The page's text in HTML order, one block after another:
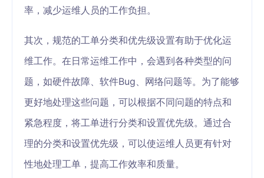
率，减少运维人员的工作负担。
其次，规范的工单分类和优先级设置有助于优化运
维工作。在日常运维工作中，会遇到各种类型的问
题，如硬件故障、软件Bug、网络问题等。为了能够
更好地处理这些问题，可以根据不同问题的特点和
紧急程度，将工单进行分类和设置优先级。通过合
理的分类和设置优先级，可以使运维人员更有针对
性地处理工单，提高工作效率和质量。